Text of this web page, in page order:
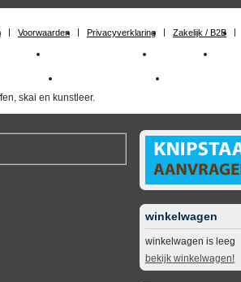
Voorwaarden Privacyverklaring Zakelijk / B2B
skai en kunstleer.
Schuimrubber op maat Materialen
outdoorstof skai_kunstleer outdoor
winkelwagen
winkelwagen is leeg
bekijk winkelwagen!